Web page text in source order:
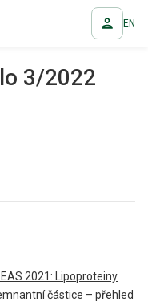
EN
3/2022
2021: Lipoproteiny
částice – přehled